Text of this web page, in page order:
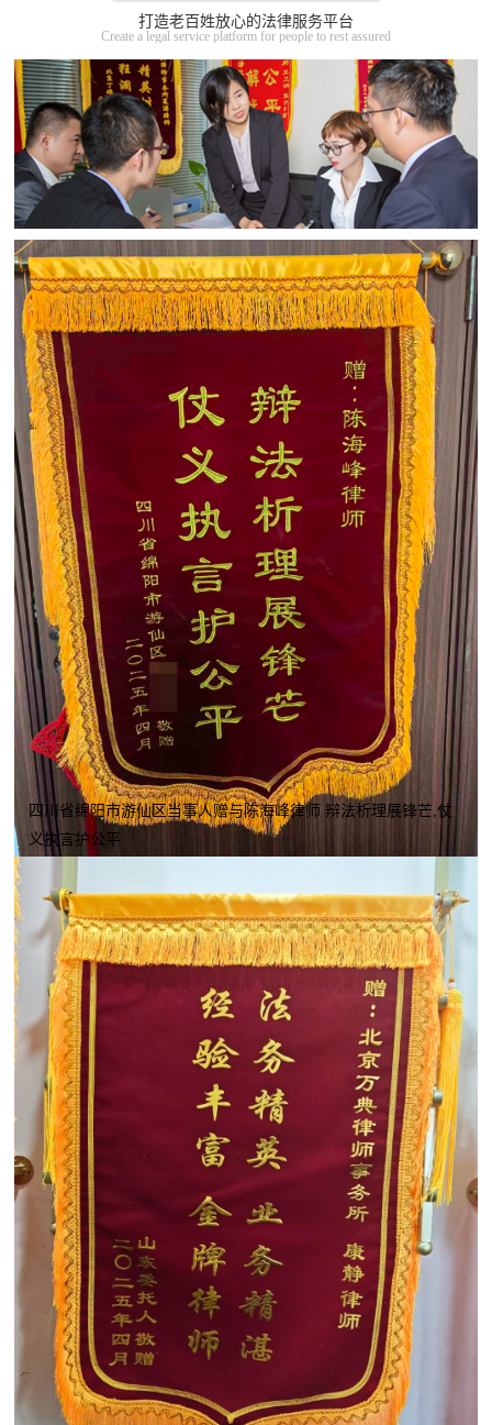
打造老百姓放心的法律服务平台
Create a legal service platform for people to rest assured
四川省绵阳市游仙区当事人赠与陈海峰律师 辩法析理展锋芒,仗
义执言护公平